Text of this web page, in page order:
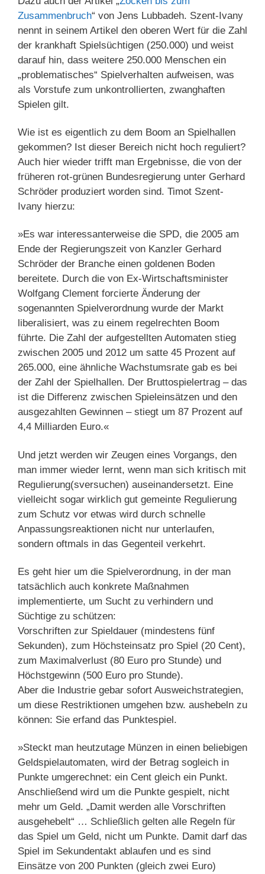
Zusammenbruch“ von Jens Lubbadeh. Szent-Ivany
nennt in seinem Artikel den oberen Wert für die Zahl
der krankhaft Spielsüchtigen (250.000) und weist
darauf hin, dass weitere 250.000 Menschen ein
„problematisches“ Spielverhalten aufweisen, was
als Vorstufe zum unkontrollierten, zwanghaften
Spielen gilt.
Wie ist es eigentlich zu dem Boom an Spielhallen
gekommen? Ist dieser Bereich nicht hoch reguliert?
Auch hier wieder trifft man Ergebnisse, die von der
früheren rot-grünen Bundesregierung unter Gerhard
Schröder produziert worden sind. Timot Szent-
Ivany hierzu:
»Es war interessanterweise die SPD, die 2005 am
Ende der Regierungszeit von Kanzler Gerhard
Schröder der Branche einen goldenen Boden
bereitete. Durch die von Ex-Wirtschaftsminister
Wolfgang Clement forcierte Änderung der
sogenannten Spielverordnung wurde der Markt
liberalisiert, was zu einem regelrechten Boom
führte. Die Zahl der aufgestellten Automaten stieg
zwischen 2005 und 2012 um satte 45 Prozent auf
265.000, eine ähnliche Wachstumsrate gab es bei
der Zahl der Spielhallen. Der Bruttospielertrag – das
ist die Differenz zwischen Spieleinsätzen und den
ausgezahlten Gewinnen – stiegt um 87 Prozent auf
4,4 Milliarden Euro.«
Und jetzt werden wir Zeugen eines Vorgangs, den
man immer wieder lernt, wenn man sich kritisch mit
Regulierung(sversuchen) auseinandersetzt. Eine
vielleicht sogar wirklich gut gemeinte Regulierung
zum Schutz vor etwas wird durch schnelle
Anpassungsreaktionen nicht nur unterlaufen,
sondern oftmals in das Gegenteil verkehrt.
Es geht hier um die Spielverordnung, in der man
tatsächlich auch konkrete Maßnahmen
implementierte, um Sucht zu verhindern und
Süchtige zu schützen:
Vorschriften zur Spieldauer (mindestens fünf
Sekunden), zum Höchsteinsatz pro Spiel (20 Cent),
zum Maximalverlust (80 Euro pro Stunde) und
Höchstgewinn (500 Euro pro Stunde).
Aber die Industrie gebar sofort Ausweichstrategien,
um diese Restriktionen umgehen bzw. aushebeln zu
können: Sie erfand das Punktespiel.
»Steckt man heutzutage Münzen in einen beliebigen
Geldspielautomaten, wird der Betrag sogleich in
Punkte umgerechnet: ein Cent gleich ein Punkt.
Anschließend wird um die Punkte gespielt, nicht
mehr um Geld. „Damit werden alle Vorschriften
ausgehebelt“ … Schließlich gelten alle Regeln für
das Spiel um Geld, nicht um Punkte. Damit darf das
Spiel im Sekundentakt ablaufen und es sind
Einsätze von 200 Punkten (gleich zwei Euro)